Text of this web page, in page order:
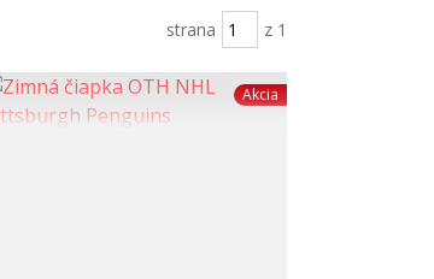
strana z 1
Akcia